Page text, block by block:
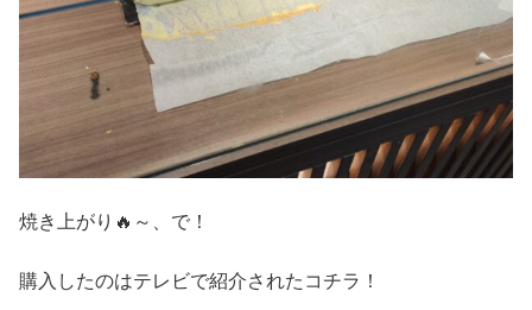
焼き上がり🔥～、で！
購入したのはテレビで紹介されたコチラ！